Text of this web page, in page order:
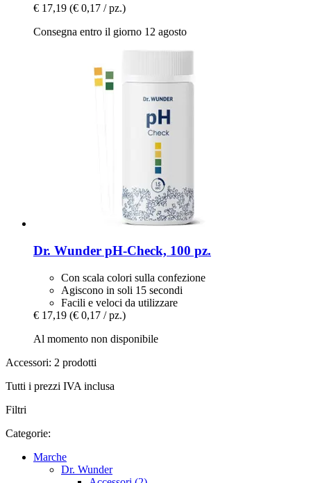
€ 17,19 (€ 0,17 / pz.)
Consegna entro il giorno 12 agosto
Dr. Wunder pH-​Check, 100 pz.
Con scala colori sulla confezione
Agiscono in soli 15 secondi
Facili e veloci da utilizzare
€ 17,19 (€ 0,17 / pz.)
Al momento non disponibile
Accessori: 2 prodotti
Tutti i prezzi IVA inclusa
Filtri
Categorie:
Marche
Dr. Wunder